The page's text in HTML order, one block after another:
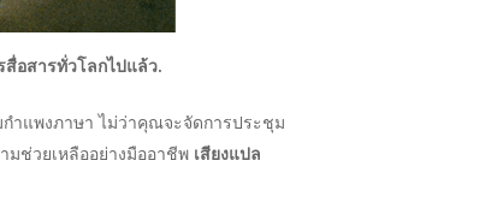
อสารทั่วโลกไปแล้ว.
ำแพงภาษา ไม่ว่าคุณจะจัดการประชุม
มช่วยเหลืออย่างมืออาชีพ เสียงแปล